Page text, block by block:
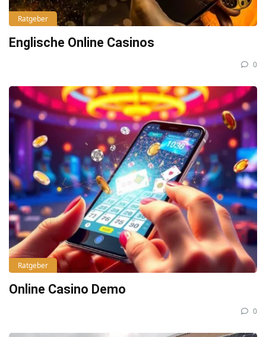
Ratgeber
Englische Online Casinos
0
Ratgeber
Online Casino Demo
0